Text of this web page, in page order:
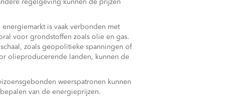
regelgeving kunnen de prijzen
energiemarkt is vaak verbonden met
voor grondstoffen zoals olie en gas.
zoals geopolitieke spanningen of
olieproducerende landen, kunnen de
weerspatronen kunnen
van de energieprijzen.